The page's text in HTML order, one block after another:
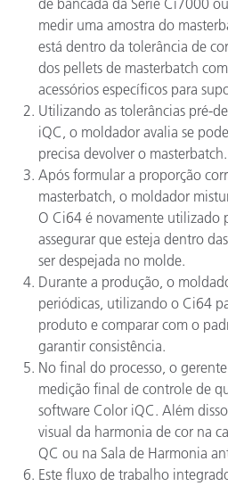
de bancada da Série Ci7000
medir uma amostra do
está dentro da tolerância de
dos pellets de masterbatch
acessórios específicos para
Utilizando as tolerâncias pré-
iQC, o moldador avalia se
precisa devolver o masterbatch.
Após formular a proporção
masterbatch, o moldador
O Ci64 é novamente utilizado
assegurar que esteja dentro
ser despejada no molde.
Durante a produção, o
periódicas, utilizando o Ci64
produto e comparar com o
garantir consistência.
No final do processo, o
medição final de controle de
software Color iQC. Além
visual da harmonia de cor na
QC ou na Sala de Harmonia
Este fluxo de trabalho